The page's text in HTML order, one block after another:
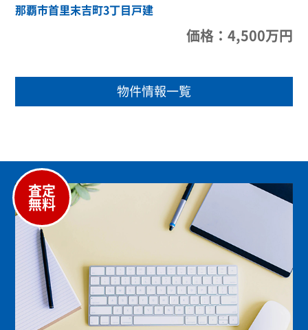
那覇市首里末吉町3丁目戸建
価格：4,500万円
物件情報一覧
査定
無料